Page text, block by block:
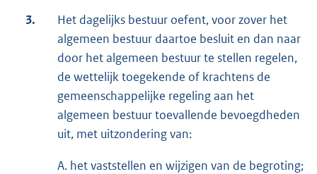
3.
Het dagelijks bestuur oefent, voor zover het
algemeen bestuur daartoe besluit en dan naar
door het algemeen bestuur te stellen regelen,
de wettelijk toegekende of krachtens de
gemeenschappelijke regeling aan het
algemeen bestuur toevallende bevoegdheden
uit, met uitzondering van:
A. het vaststellen en wijzigen van de begroting;